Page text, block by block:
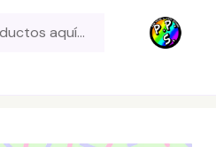
de fabricación propia,
el despacho